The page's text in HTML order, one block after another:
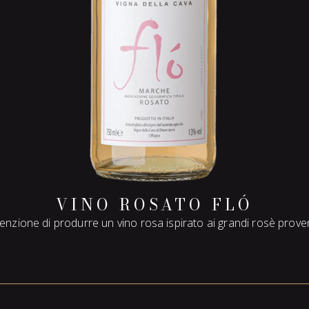
VINO ROSATO FLÓ
di produrre un vino rosa ispirato ai grandi rosè